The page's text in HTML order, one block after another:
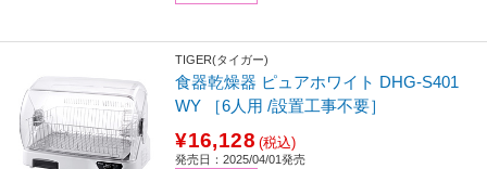
TIGER(タイガー)
食器乾燥器 ピュアホワイト DHG-S401
WY ［6人用 /設置工事不要］
¥16,128 (税込)
発売日：2025/04/01発売